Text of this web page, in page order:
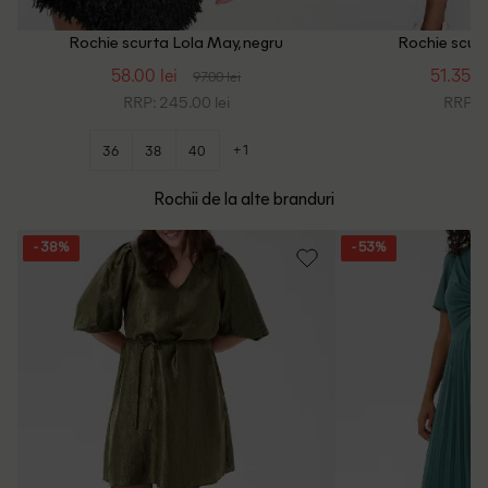
Rochie scurta Lola May, negru
58.00 lei 97.00 lei
RRP: 245.00 lei
36 38 40 +1
Rochie
51.35
RRP:
Rochii de la alte branduri
- 38% - 53%